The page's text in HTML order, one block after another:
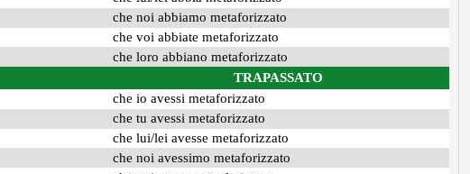
che noi abbiamo metaforizzato
che voi abbiate metaforizzato
che loro abbiano metaforizzato
TRAPASSATO
che io avessi metaforizzato
che tu avessi metaforizzato
che lui/lei avesse metaforizzato
che noi avessimo metaforizzato